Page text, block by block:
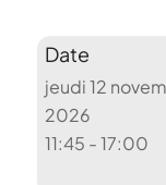
Date
jeudi 12
2026
11:45 - 17:00